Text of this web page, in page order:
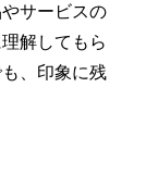
サービスの
解してもら
、印象に残